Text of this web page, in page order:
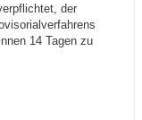
der
14 Tagen zu